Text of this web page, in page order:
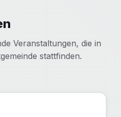
Veranstaltungen, die in
stattfinden.